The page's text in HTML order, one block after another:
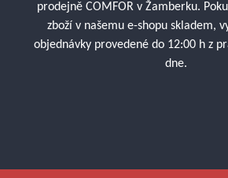
prodejně COMFOR v Žamberku.
zboží v našemu e-shopu skladem,
objednávky provedené do 12:00 h z
dne.